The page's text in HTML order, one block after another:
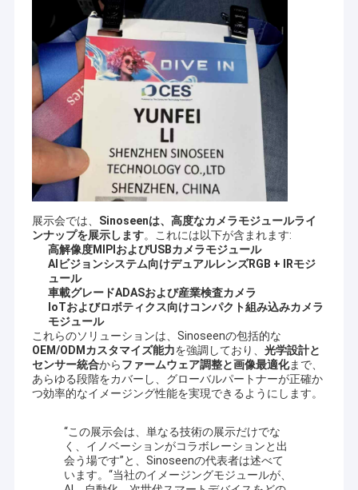
展示会では、 Sinoseenは、高度なカメラモジュールライ
ンナップを展示します。これには以下が含まれます:
高解像度MIPIおよびUSBカメラモジュール
AIビジョンシステム向けデュアルレンズRGB + IRモジ
ュール
車載グレードADASおよび産業検査カメラ
IoTおよびロボティクス向けコンパクト組み込みカメラ
モジュール
これらのソリューションは、Sinoseenの包括的な
OEM/ODMカスタマイズ能力を強調しており、 光学設計と
センサー統合からファームウェア調整と画像最適化まで、
あらゆる段階をカバーし、グローバルパートナーが正確か
つ効率的なイメージング性能を実現できるようにします。
“この展示会は、単なる技術の展示だけでな
く、イノベーションがコラボレーションと出
会う場です”と、Sinoseenの代表者は述べて
います。“当社のイメージングモジュールが、